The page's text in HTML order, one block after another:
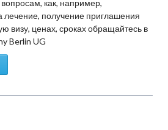
как, например,
лечение, получение приглашения
визу, ценах, сроках обращайтесь в
Berlin UG